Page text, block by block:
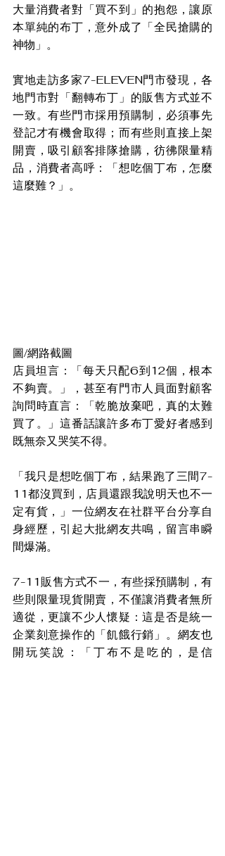
大量消費者對「買不到」的抱怨，讓原
本單純的布丁，意外成了「全民搶購的
神物」。
實地走訪多家7-ELEVEN門市發現，各
地門市對「翻轉布丁」的販售方式並不
一致。有些門市採用預購制，必須事先
登記才有機會取得；而有些則直接上架
開賣，吸引顧客排隊搶購，彷彿限量精
品，消費者高呼：「想吃個丁布，怎麼
這麼難？」。
圖/網路截圖
店員坦言：「每天只配6到12個，根本
不夠賣。」，甚至有門市人員面對顧客
詢問時直言：「乾脆放棄吧，真的太難
買了。」這番話讓許多布丁愛好者感到
既無奈又哭笑不得。
「我只是想吃個丁布，結果跑了三間7-
11都沒買到，店員還跟我說明天也不一
定有貨，」一位網友在社群平台分享自
身經歷，引起大批網友共鳴，留言串瞬
間爆滿。
7-11販售方式不一，有些採預購制，有
些則限量現貨開賣，不僅讓消費者無所
適從，更讓不少人懷疑：這是否是統一
企業刻意操作的「飢餓行銷」。網友也
開玩笑說：「丁布不是吃的，是信